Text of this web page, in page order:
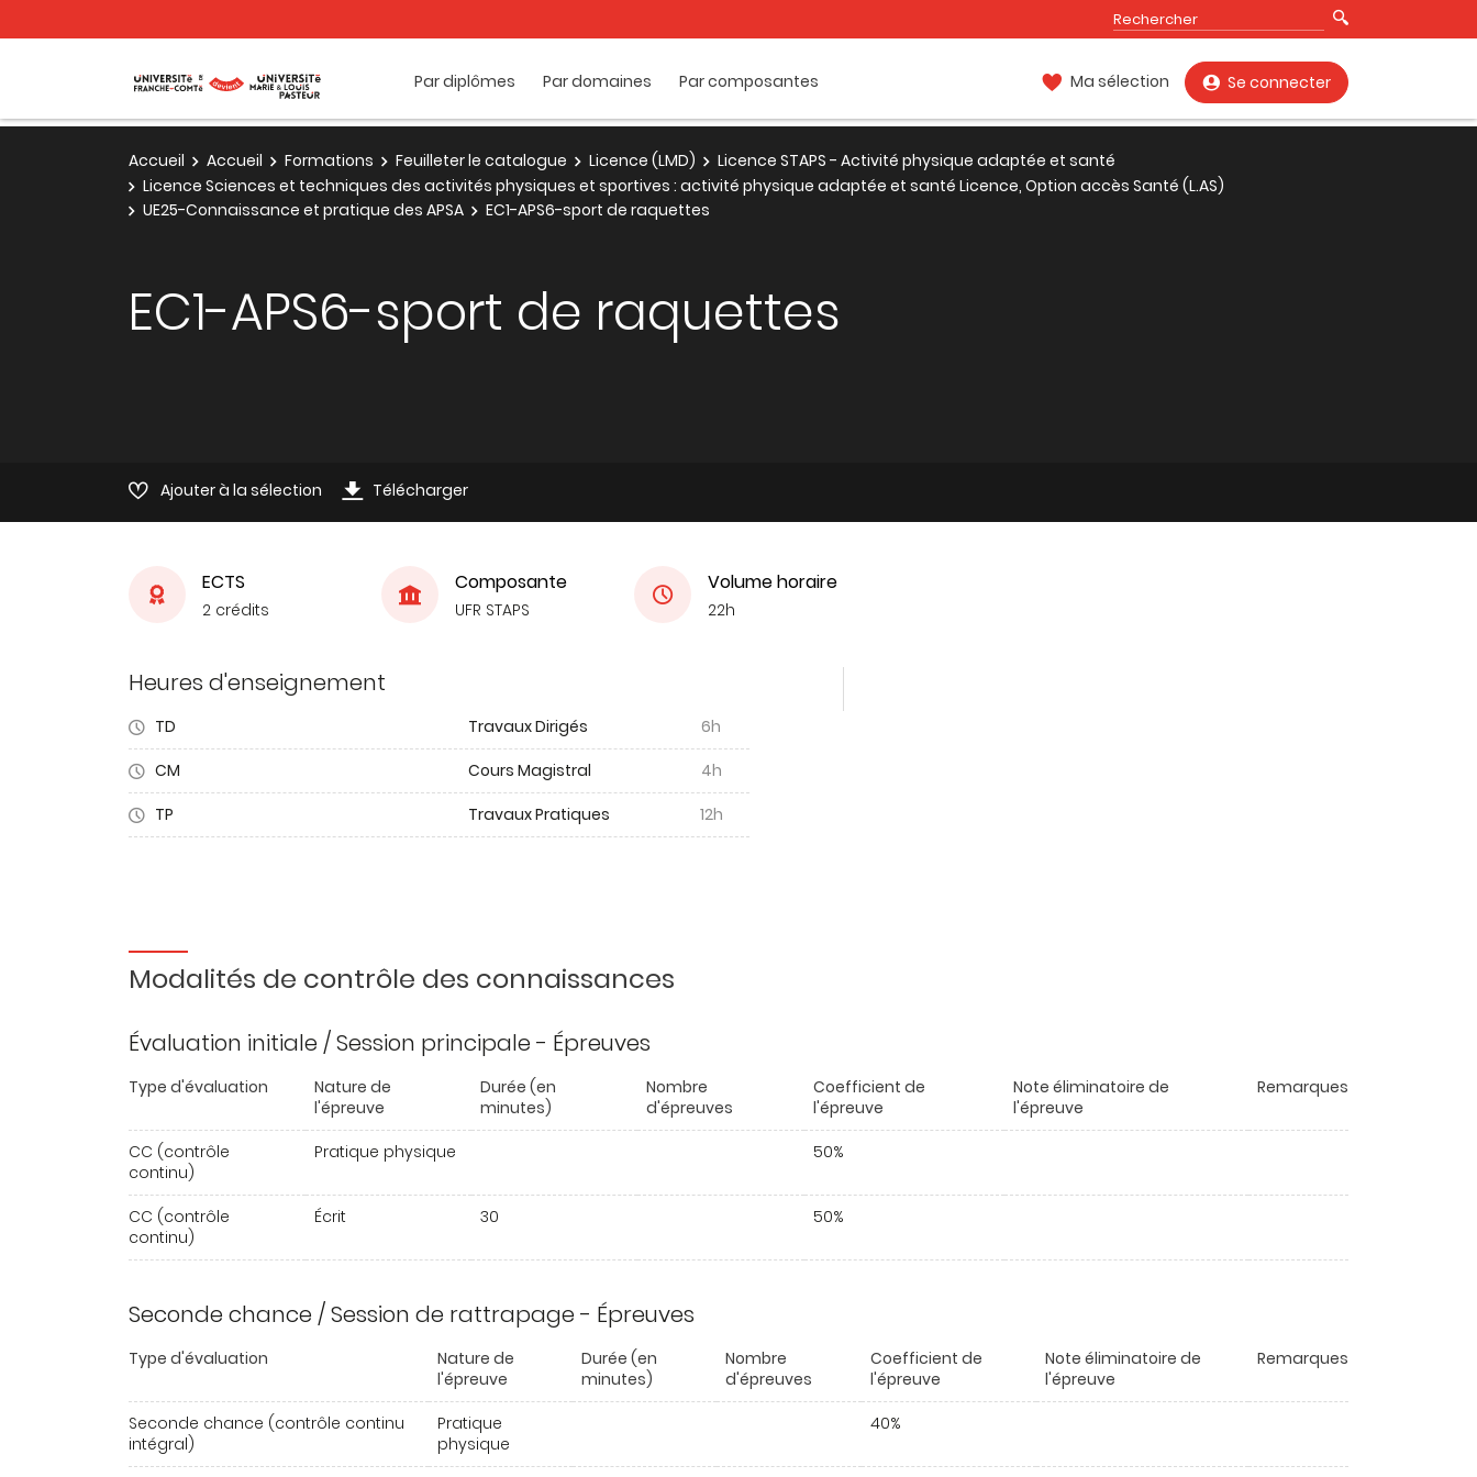
Par diplômes Par domaines Par composantes Ma sélection Se connecter
Accueil Accueil Formations Feuilleter le catalogue Licence (LMD)
Licence STAPS - Activité physique adaptée et santé
Licence Sciences et techniques des activités physiques et sportives : activité physique adaptée et santé Licence, Option accès Santé (L.AS)
UE25-Connaissance et pratique des APSA
EC1-APS6-sport de raquettes
EC1-APS6-sport de raquettes
Ajouter à la sélection Télécharger
ECTS
2 crédits
Composante
UFR STAPS
Volume horaire
22h
Heures d'enseignement
TD Travaux Dirigés
6h
CM
Cours Magistral
4h
TP
Travaux Pratiques 12h
Modalités de contrôle des connaissances
Évaluation initiale / Session principale - Épreuves
Type d'évaluation
Nature de
l'épreuve
Durée (en
minutes)
Nombre
d'épreuves
Coefficient de
l'épreuve
Note éliminatoire de
l'épreuve
Remarques
CC (contrôle
continu)
Pratique physique 50%
CC (contrôle
continu)
Écrit 30 50%
Seconde chance / Session de rattrapage - Épreuves
Type d'évaluation
Nature de
l'épreuve
Durée (en
minutes)
Nombre
d'épreuves
Coefficient de
l'épreuve
Note éliminatoire de
l'épreuve
Remarques
Seconde chance (contrôle continu
intégral)
Pratique
physique
40%